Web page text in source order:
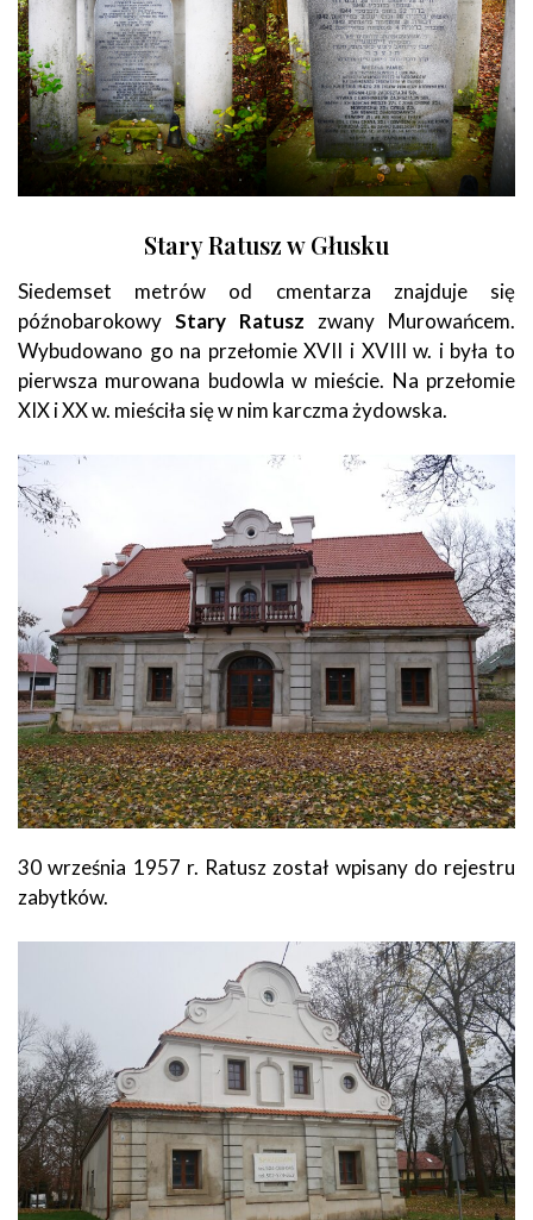
Stary Ratusz w Głusku
Siedemset metrów od cmentarza znajduje się
późnobarokowy Stary Ratusz zwany Murowańcem.
Wybudowano go na przełomie XVII i XVIII w. i była to
pierwsza murowana budowla w mieście. Na przełomie
XIX i XX w. mieściła się w nim karczma żydowska.
30 września 1957 r. Ratusz został wpisany do rejestru
zabytków.